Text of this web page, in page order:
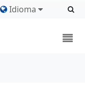
Idioma